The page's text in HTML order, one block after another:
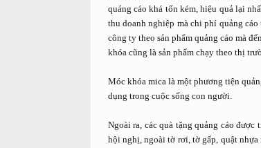
quảng cáo khá tốn kém, hiệu quả lại
thu doanh nghiệp mà chi phí quảng
công ty theo sản phẩm quảng cáo mà
khóa cũng là sản phẩm chạy theo thị
Móc khóa mica là một phương tiện
dụng trong cuộc sống con người.
Ngoài ra, các quà tặng quảng cáo
hội nghị, ngoài tờ rơi, tờ gấp, quật